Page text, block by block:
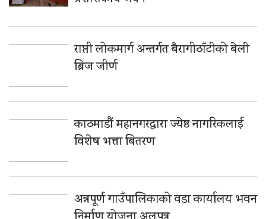
राप्ती लोकमार्ग अन्तर्गत बैरागीठाँटीको बेली
ब्रिज जीर्ण
काठमाडौं महानगरद्वारा ज्येष्ठ नागरिकलाई
विशेष भत्ता बितरण
अन्नपूर्ण गाउँपालिकाको वडा कार्यालय भवन